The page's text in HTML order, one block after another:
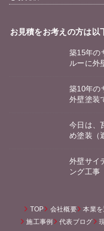
お見積をお考えの方は以
築15年の
ルーに外
築10年の
外壁塗装
今日は、
め塗装（
外壁サイ
ング工事
TOP 会社概要 本業
施工事例
代表ブログ